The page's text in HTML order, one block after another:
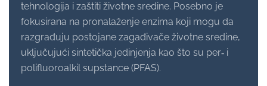
tehnologija i zaštiti životne sredine. Posebno je
fokusirana na pronalaženje enzima koji mogu da
razgrađuju postojane zagađivače životne sredine,
uključujući sintetička jedinjenja kao što su per‑ i
polifluoroalkil supstance (PFAS).